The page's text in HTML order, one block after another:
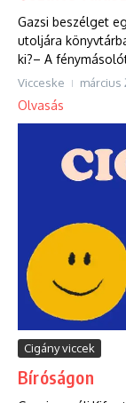
Gazsi beszélget
utoljára
ki?– A
Vicceske március
Olvasás
Cigány viccek
Bíróságon